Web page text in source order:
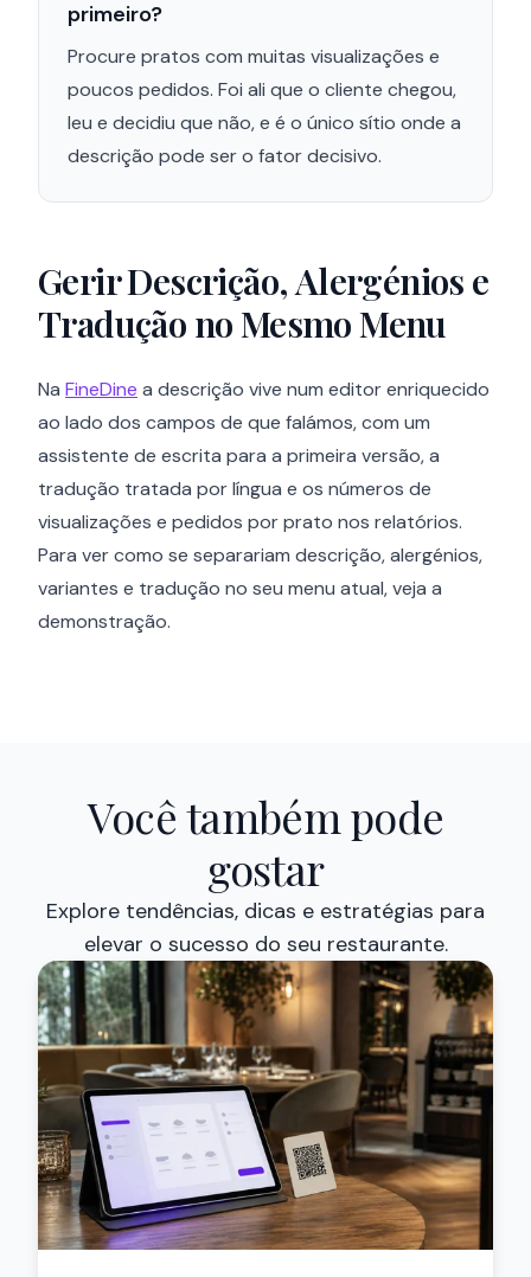
primeiro?
Procure pratos com muitas visualizações e
poucos pedidos. Foi ali que o cliente chegou,
leu e decidiu que não, e é o único sítio onde a
descrição pode ser o fator decisivo.
Gerir Descrição, Alergénios e
Tradução no Mesmo Menu
Na FineDine a descrição vive num editor enriquecido
ao lado dos campos de que falámos, com um
assistente de escrita para a primeira versão, a
tradução tratada por língua e os números de
visualizações e pedidos por prato nos relatórios.
Para ver como se separariam descrição, alergénios,
variantes e tradução no seu menu atual, veja a
demonstração.
Você também pode
gostar
Explore tendências, dicas e estratégias para
elevar o sucesso do seu restaurante.